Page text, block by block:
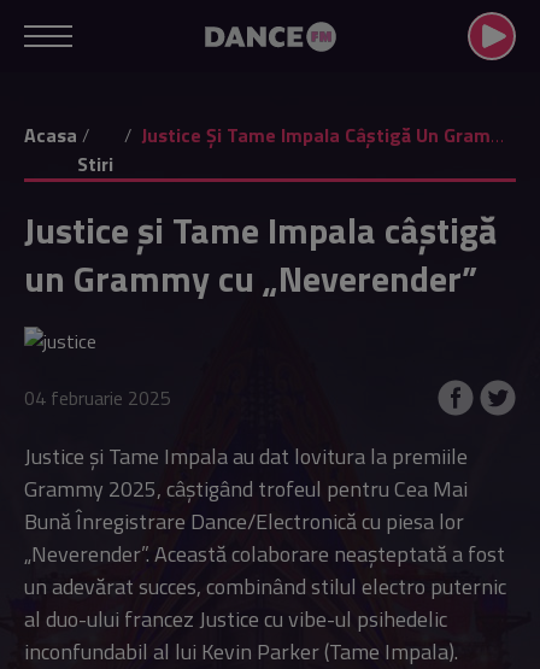
Acasa
Stiri
Justice Și Tame Impala Câștigă Un Grammy Cu „Neverender”
Justice și Tame Impala câștigă
un Grammy cu „Neverender”
04 februarie 2025
Justice și Tame Impala au dat lovitura la premiile
Grammy 2025, câștigând trofeul pentru Cea Mai
Bună Înregistrare Dance/Electronică cu piesa lor
„Neverender”. Această colaborare neașteptată a fost
un adevărat succes, combinând stilul electro puternic
al duo-ului francez Justice cu vibe-ul psihedelic
inconfundabil al lui Kevin Parker (Tame Impala).